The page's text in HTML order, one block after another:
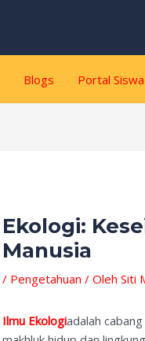
Blogs Portal Siswa
Ekologi:
Manusia
/ Pengetahuan / OlehSiti
Ilmu Ekologiadalah